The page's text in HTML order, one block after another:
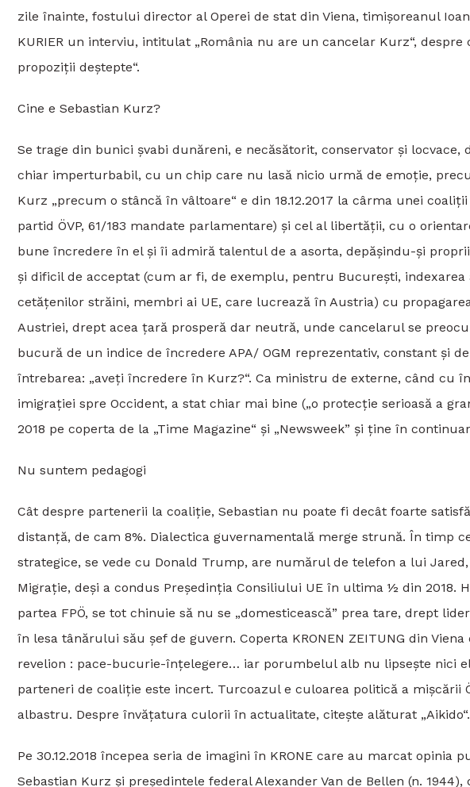
zile înainte, fostului director al Operei de stat din Viena, timișoreanul
KURIER un interviu, intitulat „România nu are un cancelar Kurz“,
propoziții deștepte“.
Cine e Sebastian Kurz?
Se trage din bunici șvabi dunăreni, e necăsătorit, conservator și
chiar imperturbabil, cu un chip care nu lasă nicio urmă de emoție,
Kurz „precum o stâncă în vâltoare“ e din 18.12.2017 la cârma unei
partid ÖVP, 61/183 mandate parlamentare) și cel al libertății, cu o
bune încredere în el și îi admiră talentul de a asorta, depășindu-și
și dificil de acceptat (cum ar fi, de exemplu, pentru București,
cetățenilor străini, membri ai UE, care lucrează în Austria) cu
Austriei, drept acea țară prosperă dar neutră, unde cancelarul se
bucură de un indice de încredere APA/ OGM reprezentativ, constant și
întrebarea: „aveți încredere în Kurz?“. Ca ministru de externe, când cu
imigrației spre Occident, a stat chiar mai bine („o protecție serioasă a
2018 pe coperta de la „Time Magazine“ și „Newsweek” și ține în
Nu suntem pedagogi
Cât despre partenerii la coaliție, Sebastian nu poate fi decât foarte
distanță, de cam 8%. Dialectica guvernamentală merge strună. În timp
strategice, se vede cu Donald Trump, are numărul de telefon a lui
Migrație, deși a condus Președinția Consiliului UE în ultima ½ din 2018.
partea FPÖ, se tot chinuie să nu se „domesticească” prea tare, drept
în lesa tânărului său șef de guvern. Coperta KRONEN ZEITUNG din
revelion : pace-bucurie-înțelegere… iar porumbelul alb nu lipsește nici
parteneri de coaliție este incert. Turcoazul e culoarea politică a mișcării
albastru. Despre învățatura culorii în actualitate, citește alăturat „Aikido“.
Pe 30.12.2018 începea seria de imagini în KRONE care au marcat
Sebastian Kurz și președintele federal Alexander Van de Bellen (n.